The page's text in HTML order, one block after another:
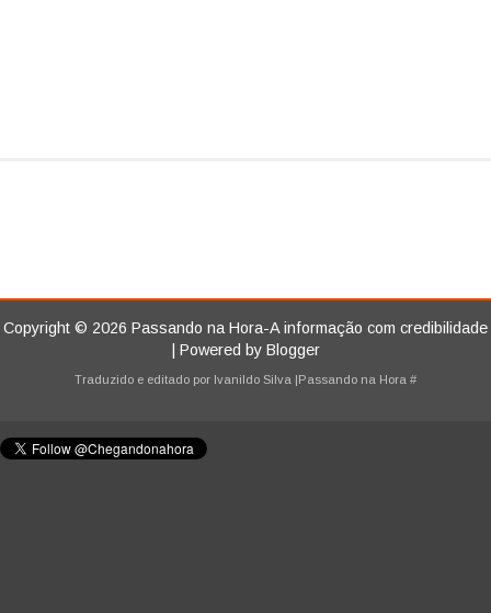
Copyright © 2026 Passando na Hora-A informação com credibilidade
| Powered by Blogger
Traduzido e editado por Ivanildo Silva |Passando na Hora #